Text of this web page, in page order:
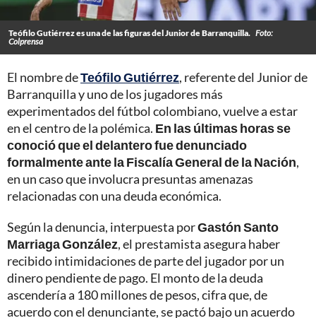
Teófilo Gutiérrez es una de las figuras del Junior de Barranquilla. Foto:
Colprensa
El nombre deTeófilo Gutiérrez, referente del Junior de
Barranquilla y uno de los jugadores más
experimentados del fútbol colombiano, vuelve a estar
en el centro de la polémica. En las últimas horas se
conoció que el delantero fue denunciado
formalmente ante la Fiscalía General de la Nación,
en un caso que involucra presuntas amenazas
relacionadas con una deuda económica.
Según la denuncia, interpuesta porGastón Santo
Marriaga González, el prestamista asegura haber
recibido intimidaciones de parte del jugador por un
dinero pendiente de pago. El monto de la deuda
ascendería a 180 millones de pesos, cifra que, de
acuerdo con el denunciante, se pactó bajo un acuerdo